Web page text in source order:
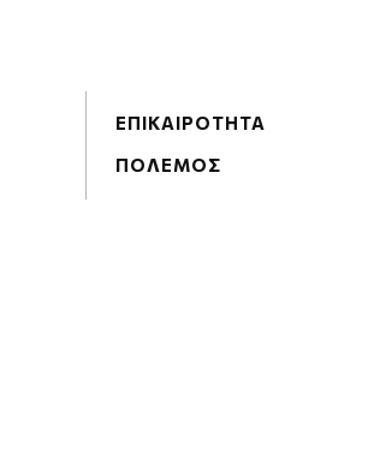
ΕΠΙΚΑΙΡΟΤΗΤΑ
ΠΟΛΕΜΟΣ